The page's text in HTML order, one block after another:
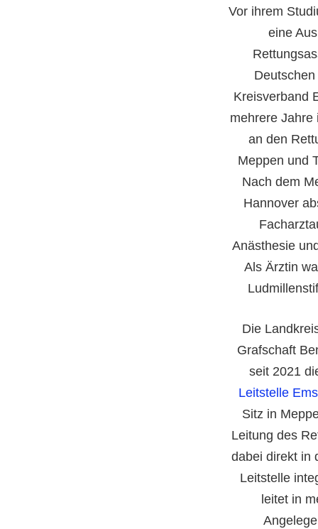
Vor ihrem
eine
Kreisverband
mehrere Jahre
an den
Meppen und
Nach dem
Hannover
Anästhesie
Als Ärztin
Die
Grafschaft
seit 2021
Leitstelle
Sitz in
Leitung des
dabei direkt in
Leitstelle
leitet in